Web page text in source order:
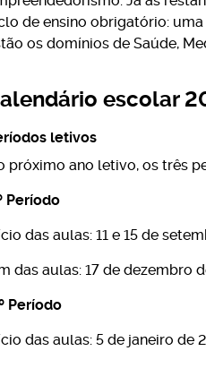
de ensino obrigatório: uma
os domínios de Saúde,
escolar
letivos
próximo ano letivo, os três
Período
das aulas: 11 e 15 de
das aulas: 17 de dezembro
Período
das aulas: 5 de janeiro de